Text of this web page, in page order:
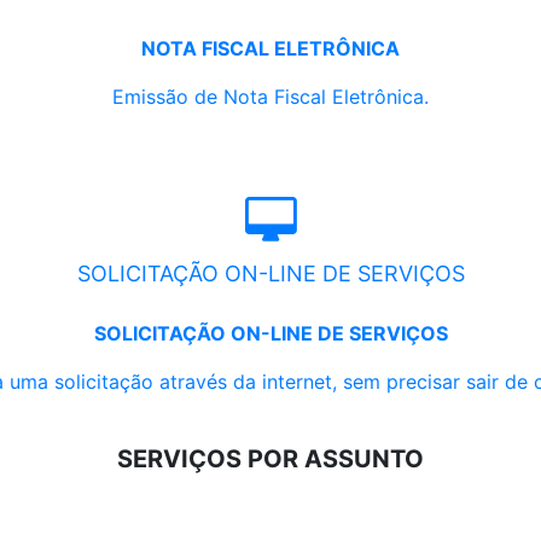
NOTA FISCAL ELETRÔNICA
Emissão de Nota Fiscal Eletrônica.
SOLICITAÇÃO ON-LINE DE SERVIÇOS
SOLICITAÇÃO ON-LINE DE SERVIÇOS
uma solicitação através da internet, sem precisar sair de
SERVIÇOS POR ASSUNTO